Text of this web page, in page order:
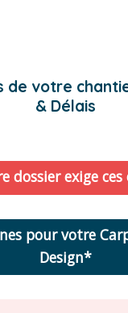
de votre
& Délais
dossier exige ces
pour votre
Design*